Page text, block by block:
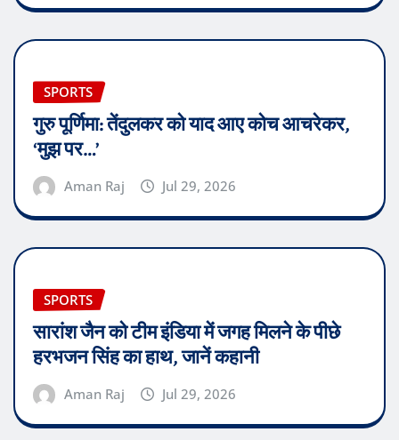
SPORTS
गुरु पूर्णिमा: तेंदुलकर को याद आए कोच आचरेकर,
‘मुझ पर…’
Aman Raj Jul 29, 2026
SPORTS
सारांश जैन को टीम इंडिया में जगह मिलने के पीछे
हरभजन सिंह का हाथ, जानें कहानी
Aman Raj Jul 29, 2026